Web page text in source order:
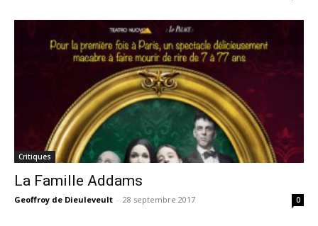
Critiques
La Famille Addams
Geoffroy de Dieuleveult - 28 septembre 2017 0